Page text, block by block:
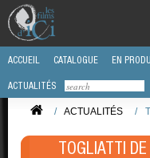
ACCUEIL CATALOGUE EN
ACTUALITÉS
/ ACTUALITÉS /
TOGLIATTI